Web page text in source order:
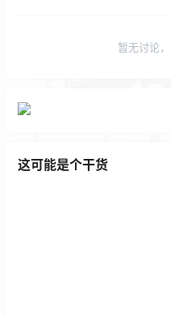
暂无讨论
这可能是个干货